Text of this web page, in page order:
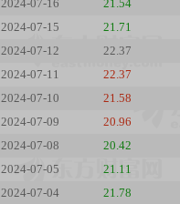
2024-07-16
21.54
2024-07-15
21.71
2024-07-12
22.37
2024-07-11
22.37
2024-07-10
21.58
2024-07-09
20.96
2024-07-08
20.42
2024-07-05
21.11
2024-07-04
21.78